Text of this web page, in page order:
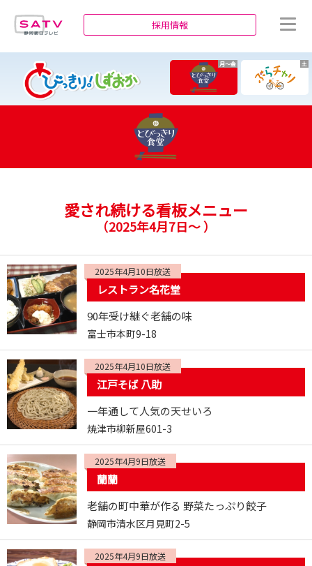
採用情報
月～金 土
愛され続ける看板メニュー
（2025年4月7日～）
2025年4月10日放送
レストラン名花堂
90年受け継ぐ老舗の味
富士市本町9-18
2025年4月10日放送
江戸そば 八助
一年通して人気の天せいろ
焼津市柳新屋601-3
2025年4月9日放送
蘭蘭
老舗の町中華が作る 野菜たっぷり餃子
静岡市清水区月見町2-5
2025年4月9日放送